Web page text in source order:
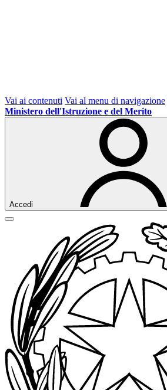
Vai ai contenuti Vai al menu di navigazione
Ministero dell'Istruzione e del Merito
Accedi